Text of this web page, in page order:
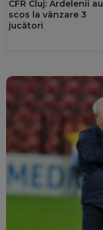
CFR Cluj: Ardelenii au
scos la vânzare 3
jucători